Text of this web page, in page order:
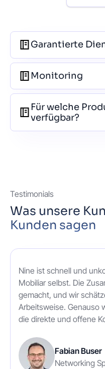
Garantierte
Monitoring
Für welche
verfügbar?
Testimonials
Was unsere
Kunden sagen
Nine ist schnell und
Mobiliar selbst. Die
gemacht, und wir
Arbeitsweise. Genauso
die direkte und offene
Fabian Buser
Networking